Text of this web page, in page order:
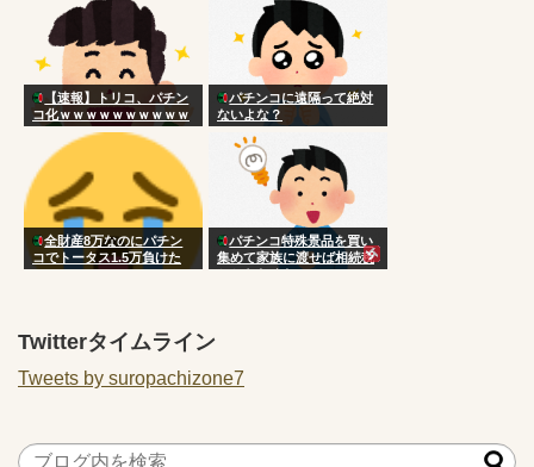
【速報】トリコ、パチン
コ化ｗｗｗｗｗｗｗｗｗｗ
ｗｗｗｗｗｗｗｗｗｗｗｗ
ｗｗｗｗｗ
パチンコに遠隔って絶対
ないよな？
全財産8万なのにパチン
コでトータス1.5万負けた
www
パチンコ特殊景品を買い
集めて家族に渡せば相続税
かからなくない？
Twitterタイムライン
Tweets by suropachizone7